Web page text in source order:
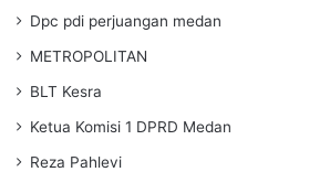
Dpc pdi perjuangan medan
METROPOLITAN
BLT Kesra
Ketua Komisi 1 DPRD Medan
Reza Pahlevi